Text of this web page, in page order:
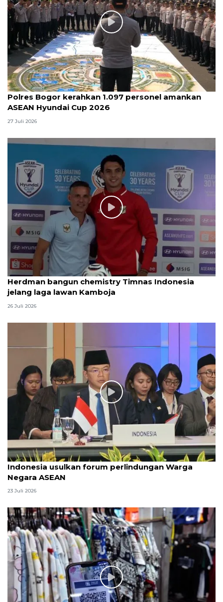
Polres Bogor kerahkan 1.097 personel amankan
ASEAN Hyundai Cup 2026
27 Juli 2026
Herdman bangun chemistry Timnas Indonesia
jelang laga lawan Kamboja
26 Juli 2026
Indonesia usulkan forum perlindungan Warga
Negara ASEAN
23 Juli 2026